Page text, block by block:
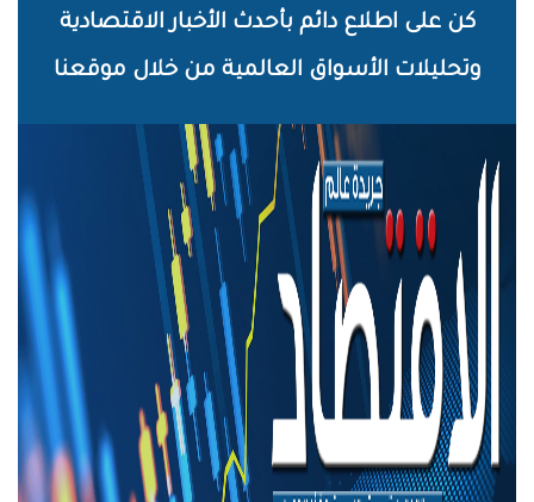
الرئيسي
كن على اطلاع دائم بأحدث الأخبار الاقتصادية
وتحليلات الأسواق العالمية من خلال موقعنا